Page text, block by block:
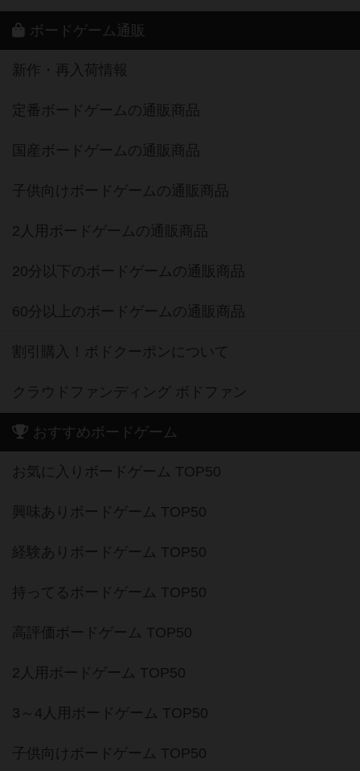
ボードゲーム通販
新作・再入荷情報
定番ボードゲームの通販商品
国産ボードゲームの通販商品
子供向けボードゲームの通販商品
2人用ボードゲームの通販商品
20分以下のボードゲームの通販商品
60分以上のボードゲームの通販商品
割引購入！ボドクーポンについて
クラウドファンディング ボドファン
おすすめボードゲーム
お気に入りボードゲーム TOP50
興味ありボードゲーム TOP50
経験ありボードゲーム TOP50
持ってるボードゲーム TOP50
高評価ボードゲーム TOP50
2人用ボードゲーム TOP50
3～4人用ボードゲーム TOP50
子供向けボードゲーム TOP50